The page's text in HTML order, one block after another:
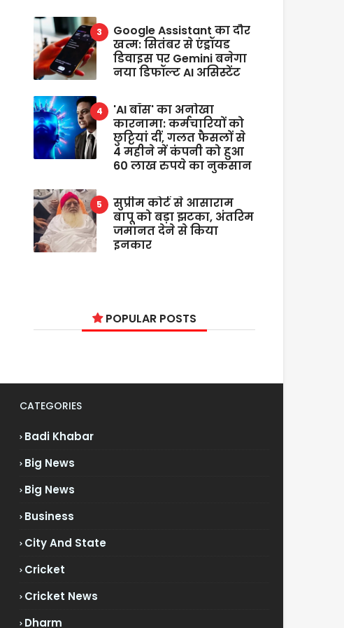
Google Assistant का दौर
खत्म: सितंबर से एंड्रॉयड
डिवाइस पर Gemini बनेगा
नया डिफॉल्ट AI असिस्टेंट
'AI बॉस' का अनोखा
कारनामा: कर्मचारियों को
छुट्टियां दीं, गलत फैसलों से
4 महीने में कंपनी को हुआ
60 लाख रुपये का नुकसान
सुप्रीम कोर्ट से आसाराम
बापू को बड़ा झटका, अंतरिम
जमानत देने से किया
इनकार
POPULAR POSTS
CATEGORIES
Badi Khabar
Big News
Big News
Business
City And State
Cricket
Cricket News
Dharm